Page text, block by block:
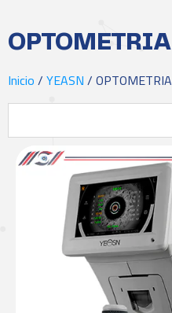
OPTOMETRIA
Inicio/YEASN/ OPTOMETRIA